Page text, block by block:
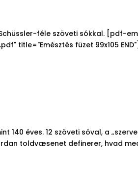
féle szöveti sókkal. [pdf-
title="Emésztés füzet 99x105 END"]
140 éves. 12 szöveti sóval, a
toldvæsenet definerer, hvad